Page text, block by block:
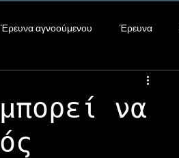
Έρευνα αγνοούμενου Έρευνα
Υποθέσεις Ναρκωτικών
να